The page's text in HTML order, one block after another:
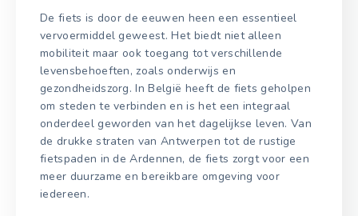
De fiets is door de eeuwen heen een essentieel
vervoermiddel geweest. Het biedt niet alleen
mobiliteit maar ook toegang tot verschillende
levensbehoeften, zoals onderwijs en
gezondheidszorg. In België heeft de fiets geholpen
om steden te verbinden en is het een integraal
onderdeel geworden van het dagelijkse leven. Van
de drukke straten van Antwerpen tot de rustige
fietspaden in de Ardennen, de fiets zorgt voor een
meer duurzame en bereikbare omgeving voor
iedereen.